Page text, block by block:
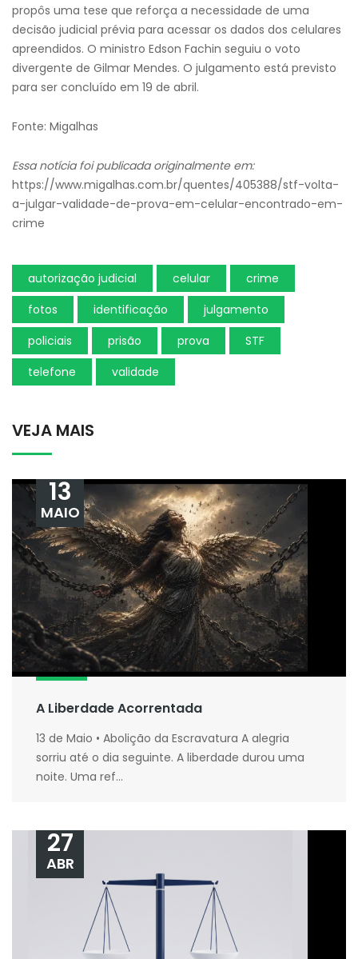
propôs uma tese que reforça a necessidade de uma
decisão judicial prévia para acessar os dados dos celulares
apreendidos. O ministro Edson Fachin seguiu o voto
divergente de Gilmar Mendes. O julgamento está previsto
para ser concluído em 19 de abril.
Fonte: Migalhas
Essa notícia foi publicada originalmente em:
https://www.migalhas.com.br/quentes/405388/stf-volta-
a-julgar-validade-de-prova-em-celular-encontrado-em-
crime
autorização judicial celular
crime
fotos
identificação
julgamento
policiais
prisão prova
STF
telefone
validade
VEJA MAIS
A Liberdade Acorrentada
13
MAIO
13 de Maio • Abolição da Escravatura A alegria
sorriu até o dia seguinte. A liberdade durou uma
noite. Uma ref...
27
ABR